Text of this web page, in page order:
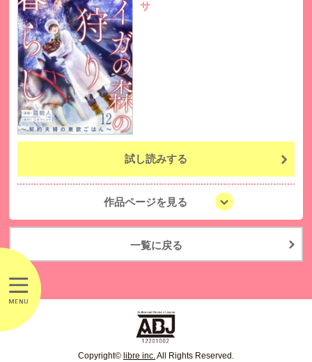
サ
試し読みする
作品ページを見る
一覧に戻る
Copyright© libre inc.All Rights Reserved.